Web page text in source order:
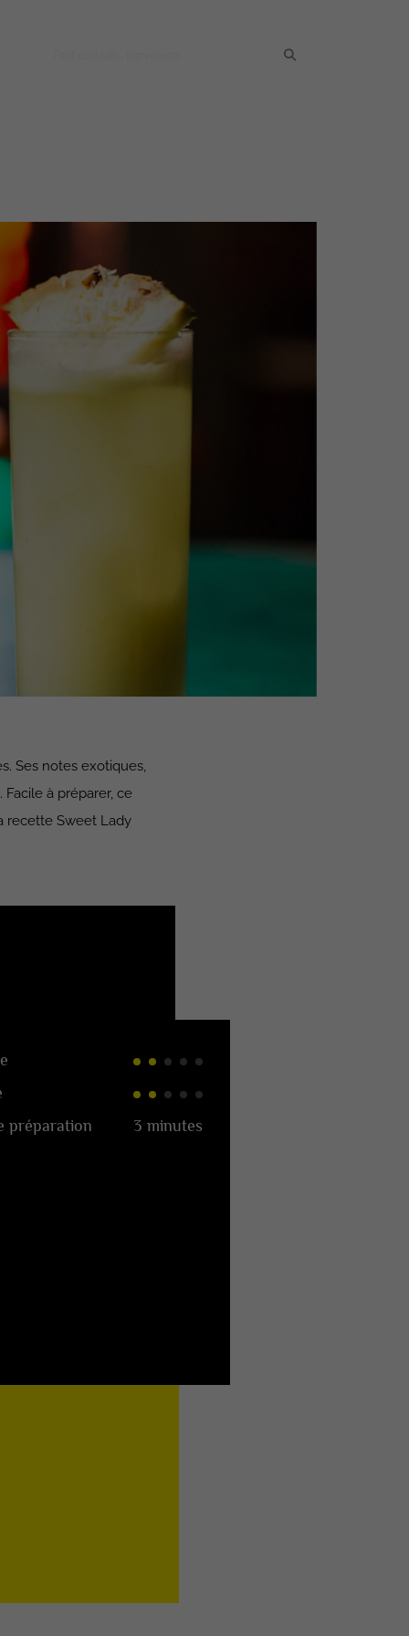
Ses notes exotiques,
à préparer, ce
recette Sweet Lady
préparation
3 minutes